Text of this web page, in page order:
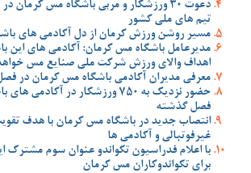
دعوت 30 ورزشکار و مربی باشگاه مس
تیم های ملی کشور
مسیر روشن ورزش کرمان از دل آکادمی های
مدیرعامل باشگاه مس کرمان: آکادمی های این
اهداف والای ورزش شرکت ملی صنایع مس
معرفی مدیران آکادمی باشگاه مس کرمان در
حضور نزدیک به 750 ورزشکار در
فصل گذشته
انتصاب جدید در باشگاه مس کرمان با هدف
غیرفوتبالی و آکادمی‌ ها
با اعلام فدراسیون تکواندو عنوان سوم مشترک
برای تکواندوکاران مس کرمان